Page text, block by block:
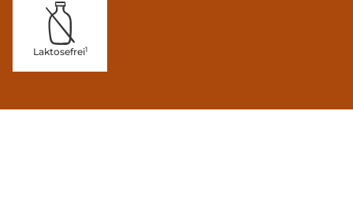
Laktosefrei1